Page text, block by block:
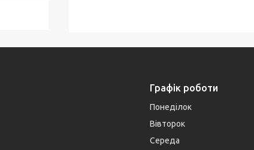
Графік роботи
Понеділок
Вівторок
Середа